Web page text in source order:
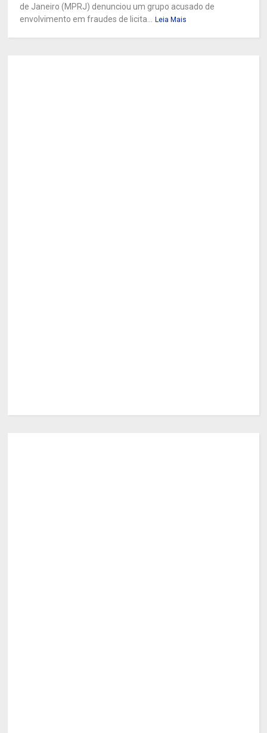
de Janeiro (MPRJ) denunciou um grupo acusado de
envolvimento em fraudes de licita... Leia Mais